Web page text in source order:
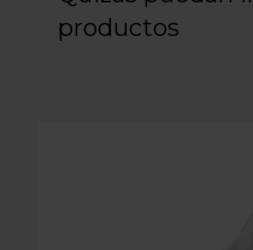
productos